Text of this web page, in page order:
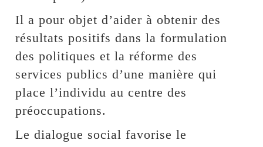
Il a pour objet d’aider à obtenir des
résultats positifs dans la formulation
des politiques et la réforme des
services publics d’une manière qui
place l’individu au centre des
préoccupations.
Le dialogue social favorise le